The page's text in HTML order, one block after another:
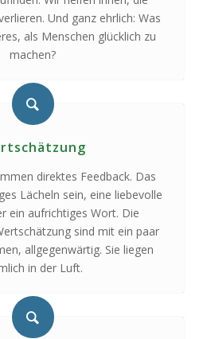
Und ganz ehrlich: Was
als Menschen glücklich zu
machen?
direktes Feedback. Das
Lächeln sein, eine liebevolle
ein aufrichtiges Wort. Die
sind mit ein paar
allgegenwärtig. Sie liegen
in der Luft.